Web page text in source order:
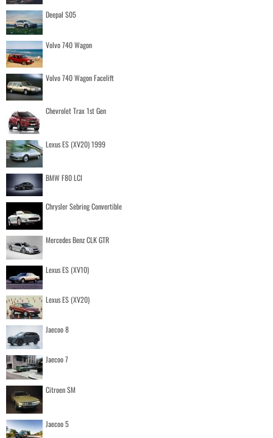
Deepal S05
Volvo 740 Wagon
Volvo 740 Wagon Facelift
Chevrolet Trax 1st Gen
Lexus ES (XV20) 1999
BMW F80 LCI
Chrysler Sebring Convertible
Mercedes Benz CLK GTR
Lexus ES (XV10)
Lexus ES (XV20)
Jaecoo 8
Jaecoo 7
Citroen SM
Jaecoo 5